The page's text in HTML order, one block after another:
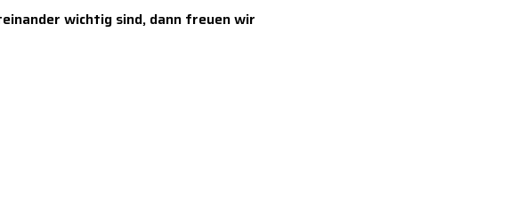
wichtig sind, dann freuen wir